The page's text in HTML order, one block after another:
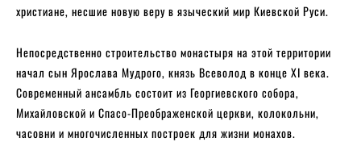
христиане, несшие новую веру в языческий мир Киевской Руси.
Непосредственно строительство монастыря на этой территории
начал сын Ярослава Мудрого, князь Всеволод в конце XI века.
Современный ансамбль состоит из Георгиевского собора,
Михайловской и Спасо-Преображенской церкви, колокольни,
часовни и многочисленных построек для жизни монахов.